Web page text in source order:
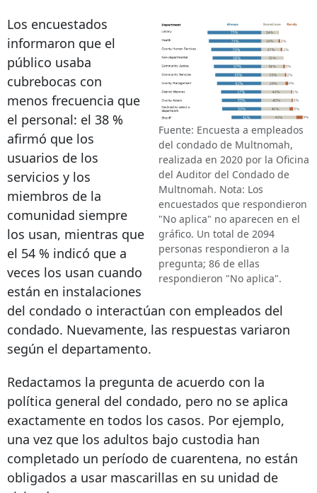
Fuente: Encuesta a empleados
del condado de Multnomah,
realizada en 2020 por la Oficina
del Auditor del Condado de
Multnomah. Nota: Los
encuestados que respondieron
"No aplica" no aparecen en el
gráfico. Un total de 2094
personas respondieron a la
pregunta; 86 de ellas
respondieron "No aplica".
Los encuestados
informaron que el
público usaba
cubrebocas con
menos frecuencia que
el personal: el 38 %
afirmó que los
usuarios de los
servicios y los
miembros de la
comunidad siempre
los usan, mientras que
el 54 % indicó que a
veces los usan cuando
están en instalaciones
del condado o interactúan con empleados del
condado. Nuevamente, las respuestas variaron
según el departamento.
Redactamos la pregunta de acuerdo con la
política general del condado, pero no se aplica
exactamente en todos los casos. Por ejemplo,
una vez que los adultos bajo custodia han
completado un período de cuarentena, no están
obligados a usar mascarillas en su unidad de